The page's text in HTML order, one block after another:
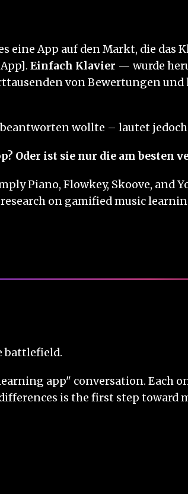
eine App auf den Markt, die
Einfach Klavier — wurde
von Bewertungen und
wollte – lautet
Oder ist sie nur die am besten
Piano, Flowkey, Skoove, and
on gamified music
battlefield.
app" conversation. Each
is the first step toward